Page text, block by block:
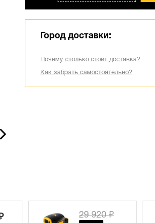
Город доставки:
Почему столько стоит доставка?
Как забрать самостоятельно?
41 990 ₽